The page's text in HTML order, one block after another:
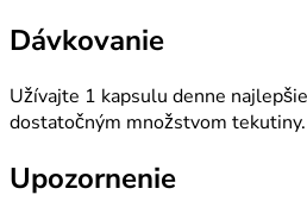
Dávkovanie
Užívajte 1 kapsulu denne
dostatočným množstvom tekutiny.
Upozornenie